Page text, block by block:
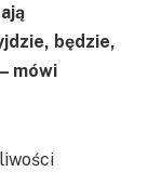
będzie,
mówi